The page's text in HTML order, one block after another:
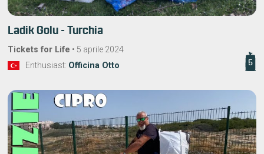
Ladik Golu - Turchia
Tickets for Life • 5 aprile 2024
Enthusiast: Officina Otto 5